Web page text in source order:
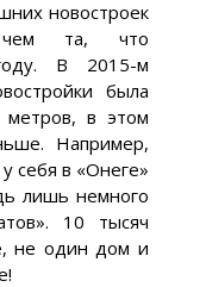
новостроек
чем та, что
В 2015-м
была
метров, в этом
Например,
себя в «Онеге»
лишь немного
10 тысяч
не один дом и